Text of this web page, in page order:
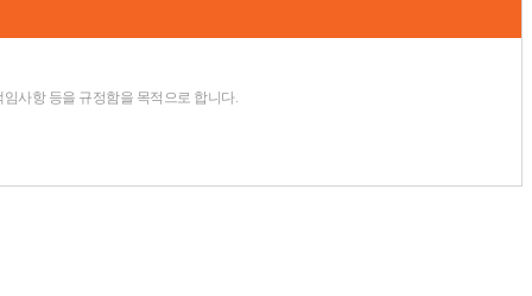
사항 등을 규정함을 목적으로 합니다.